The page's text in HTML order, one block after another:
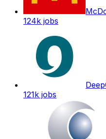
124k jobs
121k jobs